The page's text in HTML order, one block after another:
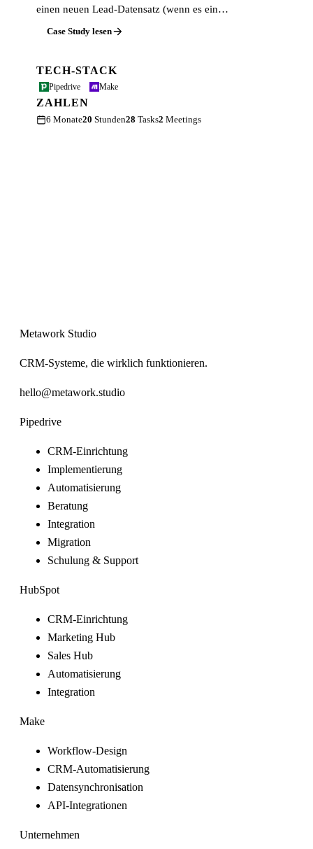
einen neuen Lead-Datensatz (wenn es ein…
Case Study lesen
TECH-STACK
Pipedrive Make
ZAHLEN
6 Monate20 Stunden28 Tasks2 Meetings
Metawork Studio
CRM-Systeme, die wirklich funktionieren.
hello@metawork.studio
Pipedrive
CRM-Einrichtung
Implementierung
Automatisierung
Beratung
Integration
Migration
Schulung & Support
HubSpot
CRM-Einrichtung
Marketing Hub
Sales Hub
Automatisierung
Integration
Make
Workflow-Design
CRM-Automatisierung
Datensynchronisation
API-Integrationen
Unternehmen